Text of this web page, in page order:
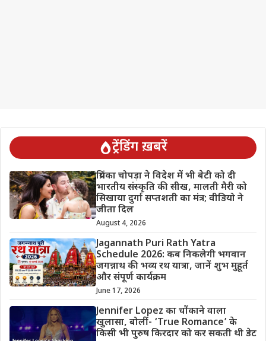
ट्रेंडिंग ख़बरें
प्रियंका चोपड़ा ने विदेश में भी बेटी को दी
भारतीय संस्कृति की सीख, मालती मैरी को
सिखाया दुर्गा सप्तशती का मंत्र; वीडियो ने
जीता दिल
August 4, 2026
Jagannath Puri Rath Yatra
Schedule 2026: कब निकलेगी भगवान
जगन्नाथ की भव्य रथ यात्रा, जानें शुभ मुहूर्त
और संपूर्ण कार्यक्रम
June 17, 2026
Jennifer Lopez का चौंकाने वाला
खुलासा, बोलीं- ‘True Romance’ के
किसी भी पुरुष किरदार को कर सकती थी डेट